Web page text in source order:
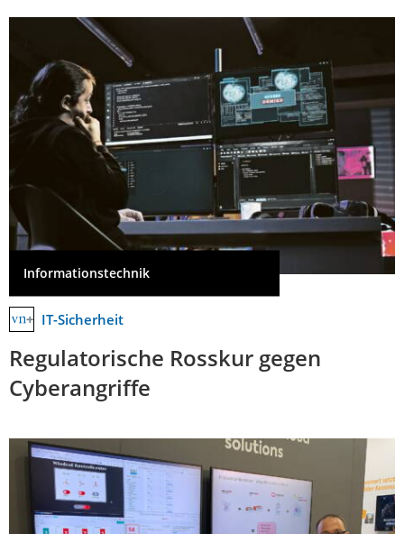
Informationstechnik
IT-Sicherheit
Regulatorische Rosskur gegen
Cyberangriffe